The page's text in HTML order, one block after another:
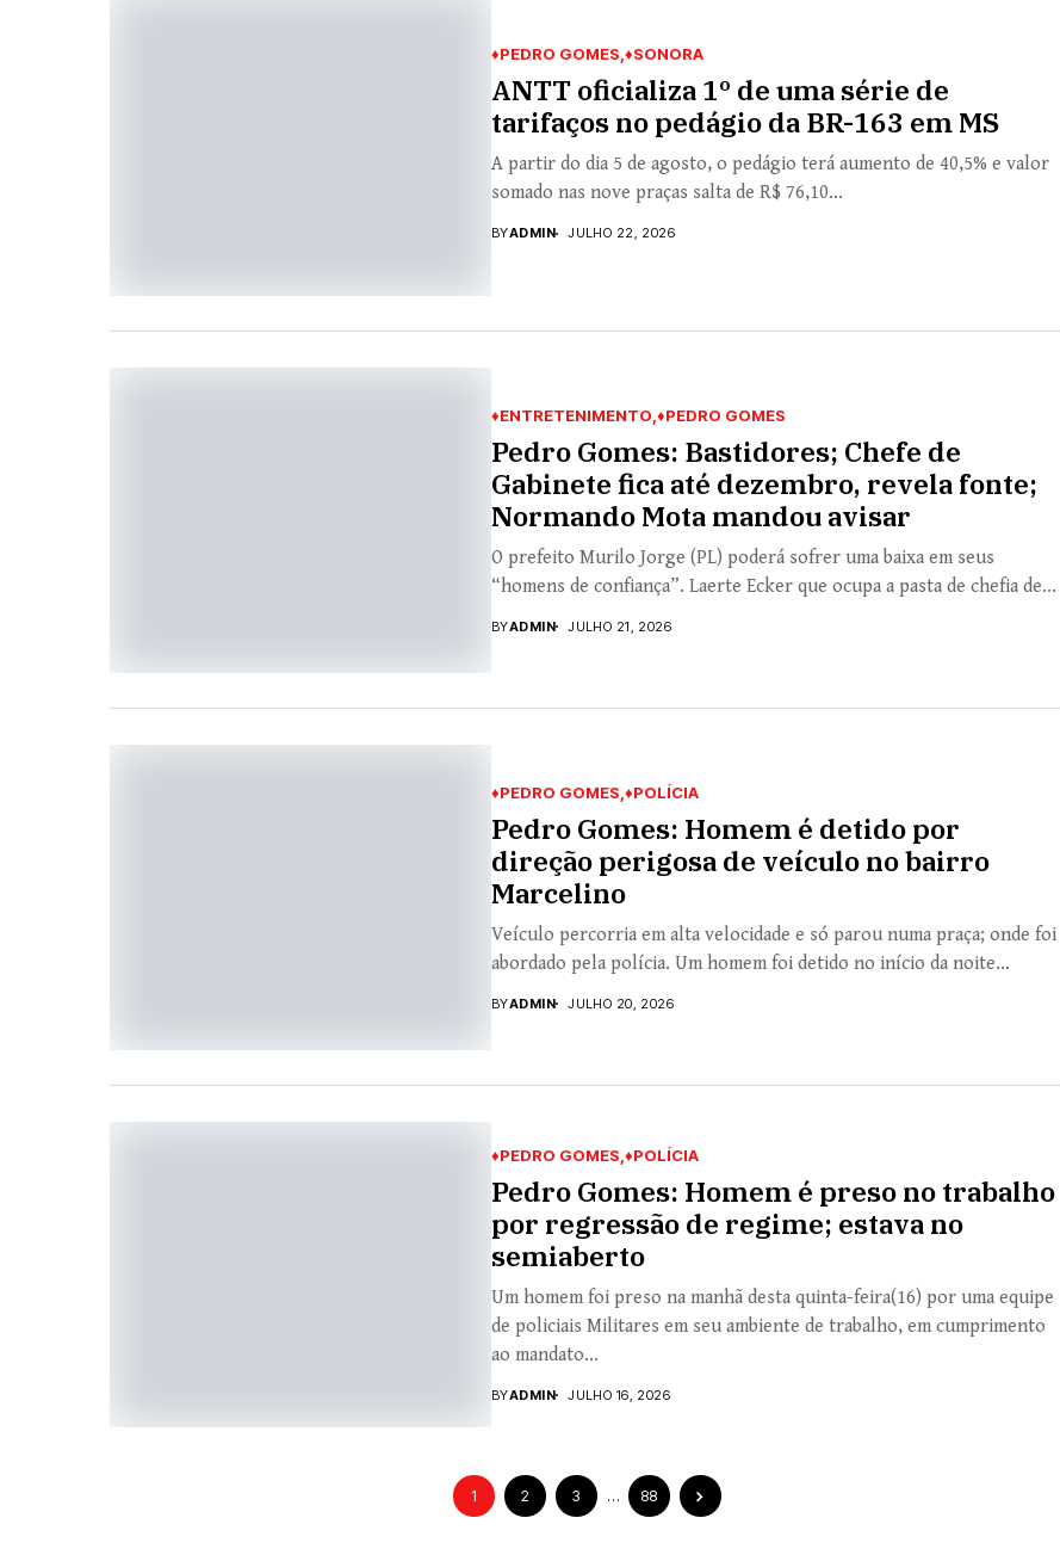
♦PEDRO GOMES ♦SONORA
ANTT oficializa 1º de uma série de
tarifaços no pedágio da BR-163 em MS
A partir do dia 5 de agosto, o pedágio terá aumento de 40,5% e valor
somado nas nove praças salta de R$ 76,10...
BYADMIN JULHO 22, 2026
♦ENTRETENIMENTO ♦PEDRO GOMES
Pedro Gomes: Bastidores; Chefe de
Gabinete fica até dezembro, revela fonte;
Normando Mota mandou avisar
O prefeito Murilo Jorge (PL) poderá sofrer uma baixa em seus
“homens de confiança”. Laerte Ecker que ocupa a pasta de chefia de...
BYADMIN JULHO 21, 2026
♦PEDRO GOMES ♦POLÍCIA
Pedro Gomes: Homem é detido por
direção perigosa de veículo no bairro
Marcelino
Veículo percorria em alta velocidade e só parou numa praça; onde foi
abordado pela polícia. Um homem foi detido no início da noite...
BYADMIN JULHO 20, 2026
♦PEDRO GOMES ♦POLÍCIA
Pedro Gomes: Homem é preso no trabalho
por regressão de regime; estava no
semiaberto
Um homem foi preso na manhã desta quinta-feira(16) por uma equipe
de policiais Militares em seu ambiente de trabalho, em cumprimento
ao mandato...
BYADMIN JULHO 16, 2026
1 2 3 … 88